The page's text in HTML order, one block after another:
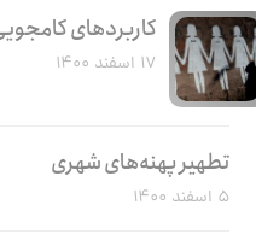
کاربرد‌های
۱۷ اسفند ۱۴۰۰
تطهیر پهنه‌های شهری
۵ اسفند ۱۴۰۰